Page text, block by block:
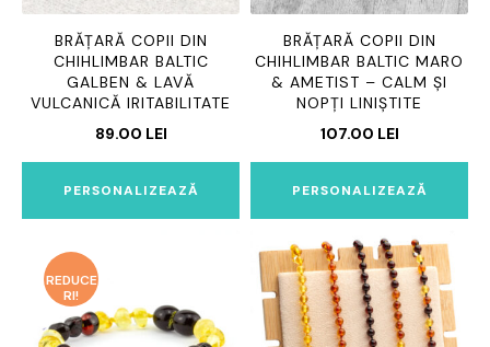
BRĂȚARĂ COPII DIN
CHIHLIMBAR BALTIC
GALBEN & LAVĂ
VULCANICĂ IRITABILITATE
89.00 LEI
PERSONALIZEAZĂ
BRĂȚARĂ COPII DIN
CHIHLIMBAR BALTIC MARO
& AMETIST – CALM ȘI
NOPȚI LINIȘTITE
107.00 LEI
PERSONALIZEAZĂ
REDUCE
RI!